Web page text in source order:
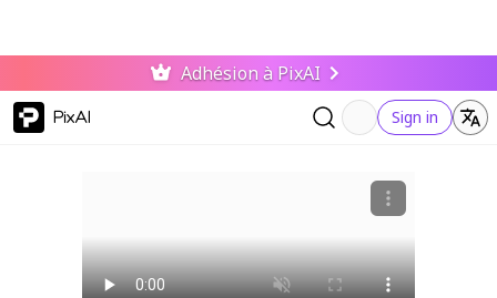
Adhésion à PixAI
PixAI Sign in